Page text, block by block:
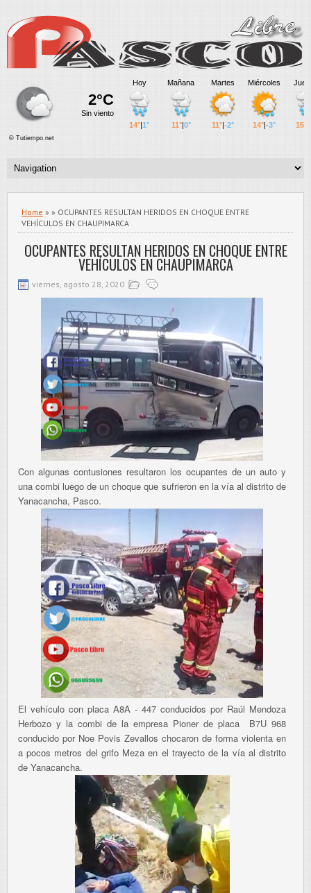
Home » » OCUPANTES RESULTAN HERIDOS EN CHOQUE ENTRE
VEHÍCULOS EN CHAUPIMARCA
OCUPANTES RESULTAN HERIDOS EN CHOQUE ENTRE
VEHÍCULOS EN CHAUPIMARCA
viernes, agosto 28, 2020
Con algunas contusiones resultaron los ocupantes de un auto y
una combi luego de un choque que sufrieron en la vía al distrito de
Yanacancha, Pasco.
El vehículo con placa A8A - 447 conducidos por Raúl Mendoza
Herbozo y la combi de la empresa Pioner de placa B7U 968
conducido por Noe Povis Zevallos chocaron de forma violenta en
a pocos metros del grifo Meza en el trayecto de la vía al distrito
de Yanacancha.